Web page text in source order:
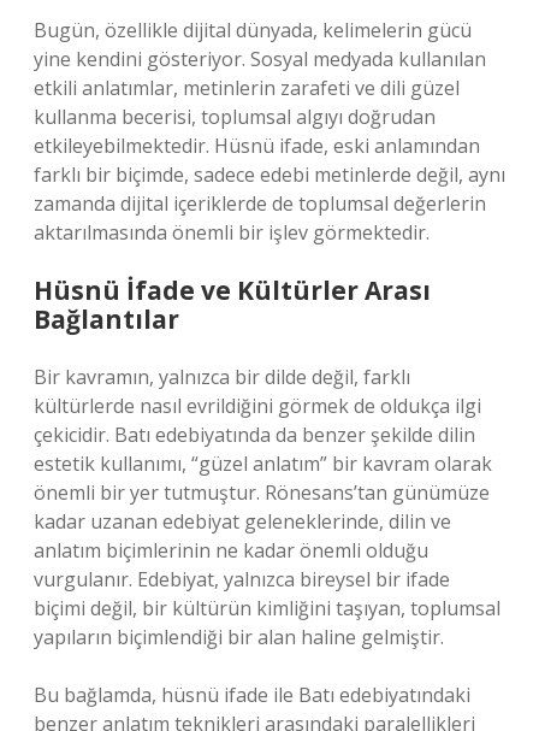
Bugün, özellikle dijital dünyada, kelimelerin gücü
yine kendini gösteriyor. Sosyal medyada kullanılan
etkili anlatımlar, metinlerin zarafeti ve dili güzel
kullanma becerisi, toplumsal algıyı doğrudan
etkileyebilmektedir. Hüsnü ifade, eski anlamından
farklı bir biçimde, sadece edebi metinlerde değil, aynı
zamanda dijital içeriklerde de toplumsal değerlerin
aktarılmasında önemli bir işlev görmektedir.
Hüsnü İfade ve Kültürler Arası
Bağlantılar
Bir kavramın, yalnızca bir dilde değil, farklı
kültürlerde nasıl evrildiğini görmek de oldukça ilgi
çekicidir. Batı edebiyatında da benzer şekilde dilin
estetik kullanımı, “güzel anlatım” bir kavram olarak
önemli bir yer tutmuştur. Rönesans’tan günümüze
kadar uzanan edebiyat geleneklerinde, dilin ve
anlatım biçimlerinin ne kadar önemli olduğu
vurgulanır. Edebiyat, yalnızca bireysel bir ifade
biçimi değil, bir kültürün kimliğini taşıyan, toplumsal
yapıların biçimlendiği bir alan haline gelmiştir.
Bu bağlamda, hüsnü ifade ile Batı edebiyatındaki
benzer anlatım teknikleri arasındaki paralellikleri